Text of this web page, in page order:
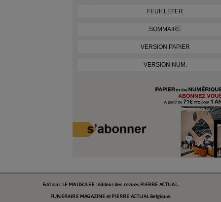
FEUILLETER
SOMMAIRE
VERSION PAPIER
VERSION NUM.
Editions LE MAUSOLEE : éditeur des revues PIERRE ACTUAL,
FUNERAIRE MAGAZINE et PIERRE ACTUAL Belgique.